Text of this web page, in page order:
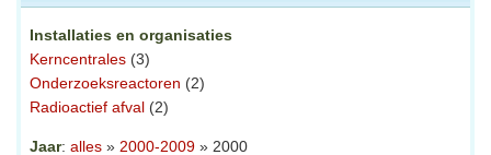
Installaties en organisaties
Kerncentrales (3)
Onderzoeksreactoren (2)
Radioactief afval (2)
Jaar: alles » 2000-2009 » 2000